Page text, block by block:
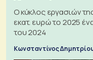
Ο κύκλος εργασιών
εκατ. ευρώ το 2025
του 2024
Κωνσταντίνος